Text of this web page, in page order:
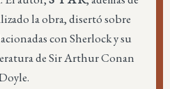
la obra, disertó sobre
con Sherlock y su
de Sir Arthur Conan